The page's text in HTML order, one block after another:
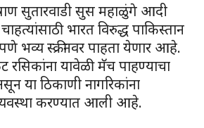
सुतारवाडी सुस महाळुंगे आदी
भारत विरुद्ध पाकिस्तान
भव्य स्क्रीनवर पाहता येणार आहे.
रसिकांना यावेळी मॅच पाहण्याचा
या ठिकाणी नागरिकांना
करण्यात आली आहे.